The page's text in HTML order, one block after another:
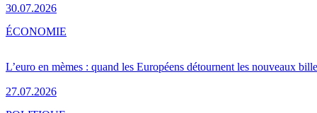
30.07.2026
L’euro en mèmes : quand les Européens détournent les nouveaux
27.07.2026
ÉCONOMIE